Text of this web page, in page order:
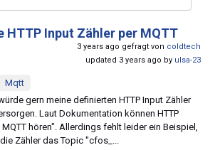
HTTP Input Zähler per MQTT
3 years ago gefragt von coldtech
updated 3 years ago by ulsa-23
Mqtt
gern meine definierten HTTP Input Zähler
Laut Dokumentation können HTTP
hören". Allerdings fehlt leider ein Beispiel,
Zähler das Topic "cfos_...